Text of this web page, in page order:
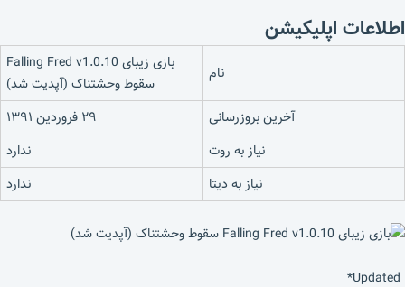
اطلاعات اپلیکیشن
نام
بازی زیبای Falling Fred v1.0.10
سقوط وحشتناک (آپدیت شد)
آخرین بروزرسانی
۲۹ فروردین ۱۳۹۱
نیاز به روت
ندارد
نیاز به دیتا
ندارد